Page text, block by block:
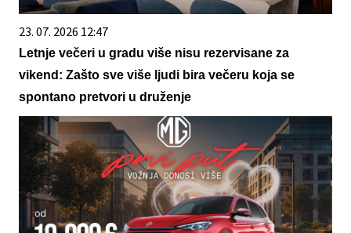
23. 07. 2026 12:47
Letnje večeri u gradu više nisu rezervisane za
vikend: Zašto sve više ljudi bira večeru koja se
spontano pretvori u druženje